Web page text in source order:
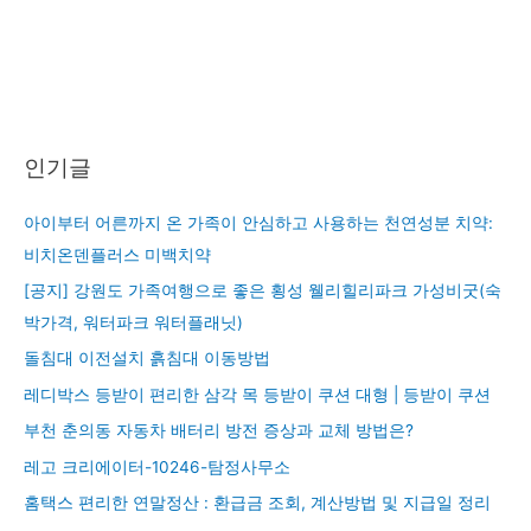
인기글
아이부터 어른까지 온 가족이 안심하고 사용하는 천연성분 치약:
비치온덴플러스 미백치약
[공지] 강원도 가족여행으로 좋은 횡성 웰리힐리파크 가성비굿(숙
박가격, 워터파크 워터플래닛)
돌침대 이전설치 흙침대 이동방법
레디박스 등받이 편리한 삼각 목 등받이 쿠션 대형 | 등받이 쿠션
부천 춘의동 자동차 배터리 방전 증상과 교체 방법은?
레고 크리에이터-10246-탐정사무소
홈택스 편리한 연말정산 : 환급금 조회, 계산방법 및 지급일 정리